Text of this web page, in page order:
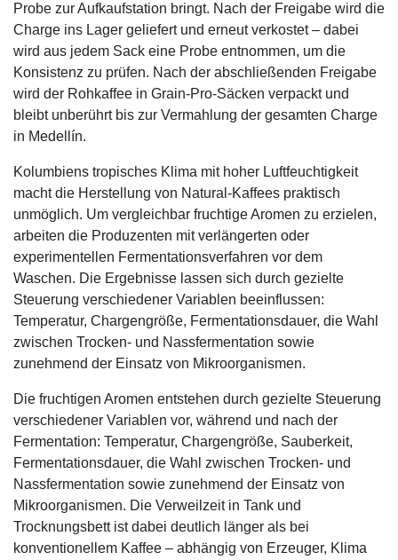
Probe zur Aufkaufstation bringt. Nach der Freigabe wird die
Charge ins Lager geliefert und erneut verkostet – dabei
wird aus jedem Sack eine Probe entnommen, um die
Konsistenz zu prüfen. Nach der abschließenden Freigabe
wird der Rohkaffee in Grain-Pro-Säcken verpackt und
bleibt unberührt bis zur Vermahlung der gesamten Charge
in Medellín.
Kolumbiens tropisches Klima mit hoher Luftfeuchtigkeit
macht die Herstellung von Natural-Kaffees praktisch
unmöglich. Um vergleichbar fruchtige Aromen zu erzielen,
arbeiten die Produzenten mit verlängerten oder
experimentellen Fermentationsverfahren vor dem
Waschen. Die Ergebnisse lassen sich durch gezielte
Steuerung verschiedener Variablen beeinflussen:
Temperatur, Chargengröße, Fermentationsdauer, die Wahl
zwischen Trocken- und Nassfermentation sowie
zunehmend der Einsatz von Mikroorganismen.
Die fruchtigen Aromen entstehen durch gezielte Steuerung
verschiedener Variablen vor, während und nach der
Fermentation: Temperatur, Chargengröße, Sauberkeit,
Fermentationsdauer, die Wahl zwischen Trocken- und
Nassfermentation sowie zunehmend der Einsatz von
Mikroorganismen. Die Verweilzeit in Tank und
Trocknungsbett ist dabei deutlich länger als bei
konventionellem Kaffee – abhängig von Erzeuger, Klima